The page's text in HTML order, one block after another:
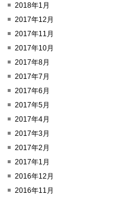
2018年1月
2017年12月
2017年11月
2017年10月
2017年8月
2017年7月
2017年6月
2017年5月
2017年4月
2017年3月
2017年2月
2017年1月
2016年12月
2016年11月